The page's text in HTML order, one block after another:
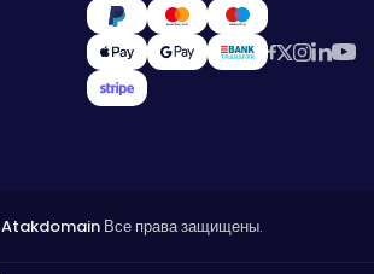
AtakdomainВсе права защищены.